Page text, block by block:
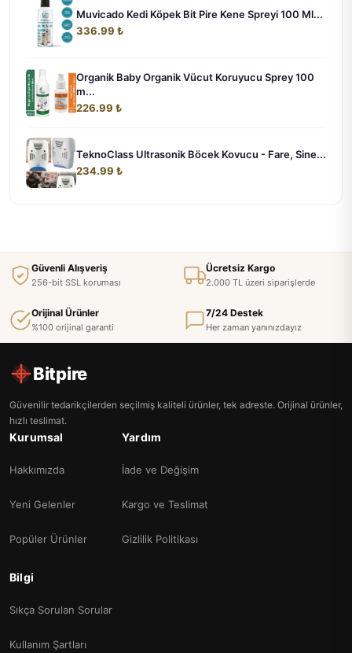
Muvicado Kedi Köpek Bit Pire Kene Spreyi 100 Ml...
336.99 ₺
Organik Baby Organik Vücut Koruyucu Sprey 100
m...
226.99 ₺
TeknoClass Ultrasonik Böcek Kovucu - Fare, Sine...
234.99 ₺
Güvenli Alışveriş
256-bit SSL koruması
Ücretsiz Kargo
2.000 TL üzeri siparişlerde
Orijinal Ürünler
%100 orijinal garanti
7/24 Destek
Her zaman yanınızdayız
Bitpire
Güvenilir tedarikçilerden seçilmiş kaliteli ürünler, tek adreste. Orijinal ürünler,
hızlı teslimat.
Kurumsal
Hakkımızda
Yeni Gelenler
Popüler Ürünler
Yardım
İade ve Değişim
Kargo ve Teslimat
Gizlilik Politikası
Bilgi
Sıkça Sorulan Sorular
Kullanım Şartları